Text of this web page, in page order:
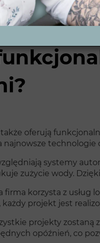
roślinności. Dzięki
działamy?
oferują
systemy
zużycie wody.
firma korzysta z
projekt jest
projekty
opóźnień, co